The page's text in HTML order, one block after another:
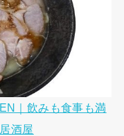
｜飲みも食事も満
酒屋